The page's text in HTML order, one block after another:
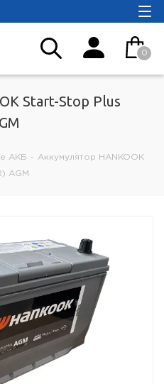
0
Start-Stop Plus
АКБ - Аккумулятор HANKOOK
AGM